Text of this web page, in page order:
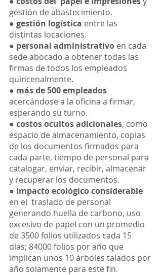
gestión de abastecimiento.
● gestión logística entre las
distintas locaciones.
● personal administrativo en cada
sede abocado a obtener todas las
firmas de todos los empleados
quincenalmente.
● más de 500 empleados
acercándose a la oficina a firmar,
esperando su turno.
● costos ocultos adicionales, como
espacio de almacenamiento, copias
de los documentos firmados para
cada parte, tiempo de personal para
catalogar, enviar, recibir, almacenar
y recuperar los documentos.
● Impacto ecológico considerable
en el traslado de personal
generando huella de carbono, uso
excesivo de papel con un promedio
de 3500 folios utilizados cada 15
días; 84000 folios por año que
implican unos 10 árboles talados por
año solamente para este fin.